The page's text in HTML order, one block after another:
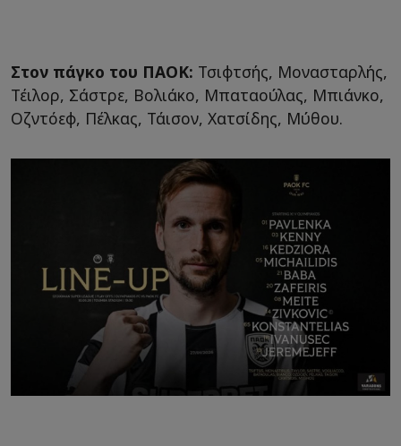
Στον πάγκο του ΠΑΟΚ: Τσιφτσής, Μονασταρλής,
Τέιλορ, Σάστρε, Βολιάκο, Μπαταούλας, Μπιάνκο,
Οζντόεφ, Πέλκας, Τάισον, Χατσίδης, Μύθου.